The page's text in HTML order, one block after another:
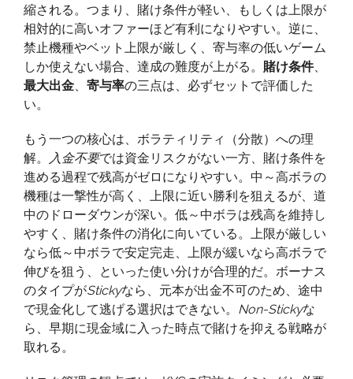
縮される。つまり、賭け条件が軽い、もしくは上限が
相対的に高いオファーほど有利になりやすい。逆に、
禁止機種やベット上限が厳しく、寄与率の低いゲーム
しか使えない場合、達成の難度が上がる。 賭け条件、
最大出金、 寄与率の三点は、必ずセットで評価した
い。
もう一つの核心は、ボラティリティ（分散）への理
解。
入金不要では資金リスクがない一方、賭け条件を
進める過程で残高がゼロになりやすい。中～高ボラの
機種は一撃性が高く、上限に近い勝利を狙えるが、道
中のドローダウンが深い。低～中ボラは残高を維持し
やすく、賭け条件の消化に向いている。上限が厳しい
なら低～中ボラで安定完走、上限が緩いなら高ボラで
伸びを狙う、といった使い分けが合理的だ。ボーナス
のタイプがStickyなら、元本が出金不可のため、途中
で現金化して逃げる選択はできない。 Non-Stickyな
ら、早期に現金域に入った時点で賭けを抑える戦略が
取れる。